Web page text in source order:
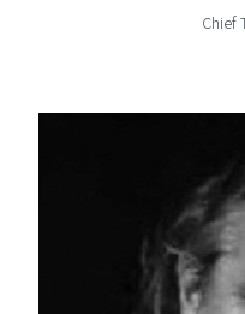
Chief